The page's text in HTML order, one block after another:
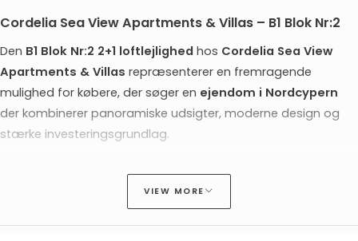
Cordelia Sea View Apartments & Villas – B1 Blok Nr:2
Den B1 Blok Nr:2 2+1 loftlejlighed hos Cordelia Sea View
Apartments & Villas repræsenterer en fremragende
mulighed for købere, der søger en ejendom i Nordcypern
der kombinerer panoramiske udsigter, moderne design og
stærke investeringsgrundlag.
skiller denne lejlighed sig ud blandt lejligheder med
havudsigt i Nordcypern takket være dens høje beliggenhed,
fulde nordvendte middelhavshavudsigt og effektive loftstil-
VIEW MORE